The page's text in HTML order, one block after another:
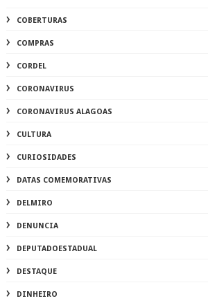
COBERTURAS
COMPRAS
CORDEL
CORONAVIRUS
CORONAVIRUS ALAGOAS
CULTURA
CURIOSIDADES
DATAS COMEMORATIVAS
DELMIRO
DENUNCIA
DEPUTADOESTADUAL
DESTAQUE
DINHEIRO